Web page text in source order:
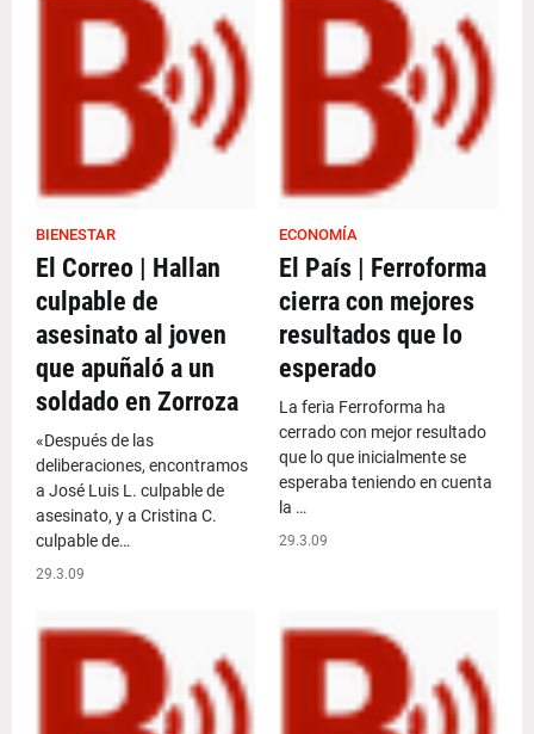
BIENESTAR
El Correo | Hallan
culpable de
asesinato al joven
que apuñaló a un
soldado en Zorroza
«Después de las
deliberaciones, encontramos
a José Luis L. culpable de
asesinato, y a Cristina C.
culpable de…
29.3.09
ECONOMÍA
El País | Ferroforma
cierra con mejores
resultados que lo
esperado
La feria Ferroforma ha
cerrado con mejor resultado
que lo que inicialmente se
esperaba teniendo en cuenta
la …
29.3.09